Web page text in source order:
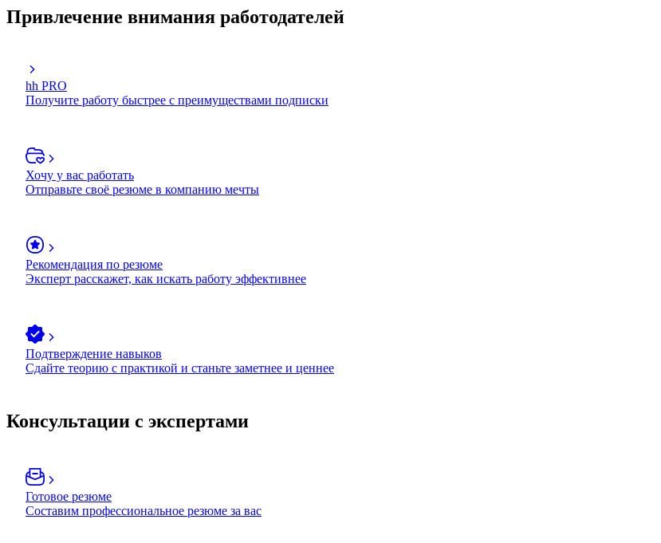
Привлечение внимания работодателей
hh PRO
Получите работу быстрее с преимуществами подписки
Хочу у вас работать
Отправьте своё резюме в компанию мечты
Рекомендация по резюме
Эксперт расскажет, как искать работу эффективнее
Подтверждение навыков
Сдайте теорию с практикой и станьте заметнее и ценнее
Консультации с экспертами
Готовое резюме
Составим профессиональное резюме за вас